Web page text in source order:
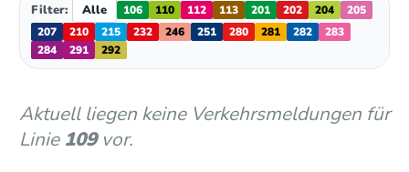
Filter: Alle 106 110 112 113 201 202 204
205
207
210 215 232 246 251 280 281 282
283
284
291 292
Aktuell liegen keine Verkehrsmeldungen für
Linie 109vor.